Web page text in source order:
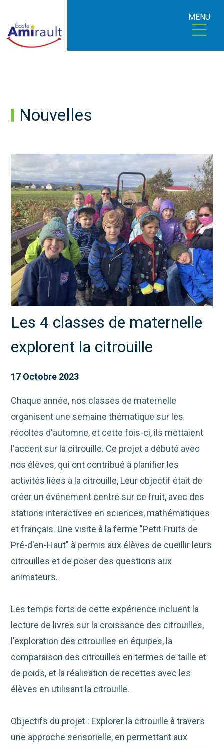
MENU
Nouvelles
Les 4 classes de maternelle
explorent la citrouille
17 Octobre 2023
Chaque année, nos classes de maternelle
organisent une semaine thématique sur les
récoltes d'automne, et cette fois-ci, ils mettaient
l'accent sur la citrouille. Ce projet a débuté avec
nos élèves, qui ont contribué à planifier les
activités liées à la citrouille, Leur objectif était de
créer un événement centré sur ce fruit, avec des
stations interactives en sciences, mathématiques
et français. Une visite à la ferme "Petit Fruits de
Pré-d'en-Haut" à permis aux élèves de cueillir leurs
citrouilles et de poser des questions aux
animateurs.
Les temps forts de cette expérience incluent la
lecture de livres sur la croissance des citrouilles,
l'exploration des citrouilles en équipes, la
comparaison des citrouilles en termes de taille et
de poids, et la réalisation de recettes avec les
élèves en utilisant la citrouille.
Objectifs du projet : Explorer la citrouille à travers
une approche sensorielle, en permettant aux